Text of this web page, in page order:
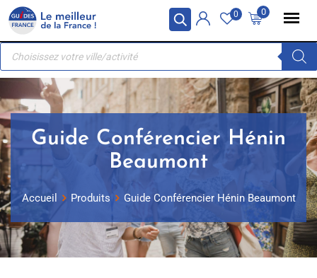
Panneau de gestion des cookies
Skip
content
0
0
Recherche
produits
Guide Conférencier Hénin
Beaumont
Accueil Produits Guide Conférencier Hénin Beaumont